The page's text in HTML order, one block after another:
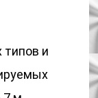
типов и